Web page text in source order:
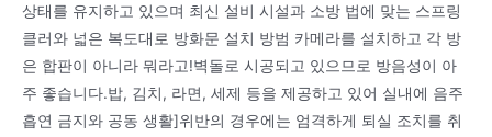
상태를 유지하고 있으며 최신 설비 시설과 소방 법에 맞는 스프링
클러와 넓은 복도대로 방화문 설치 방범 카메라를 설치하고 각 방
은 합판이 아니라 뭐라고!벽돌로 시공되고 있으므로 방음성이 아
주 좋습니다.밥, 김치, 라면, 세제 등을 제공하고 있어 실내에 음주
흡연 금지와 공동 생활]위반의 경우에는 엄격하게 퇴실 조치를 취